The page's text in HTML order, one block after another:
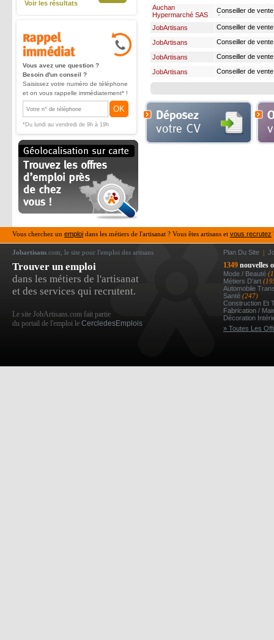
Voir les résultats
Vous avez une question ?
Besoin d'un conseil ?
Saisissez votre numéro de téléphone
et on vous rappelle immédiatement* !
OK
*Du lundi au vendredi de 9h à 19h
Auchan
Hypermarché SAS
Conseiller de
JobArtisans Conseiller de
JobArtisans Conseiller de
JobArtisans Conseiller de
JobArtisans Conseiller de
Vous cherchez un emploi dans les métiers de l'artisanat ? Vous êtes artisans et vous recrutez
Jobartisans .com, le site pour l'emploi des artisans Plan Du Site |
Trouver un emploi
dans les métiers de l'artisanat
et des services qui recrutent.
Le site JobArtisans.com fait partie
du portail de l'emploi le CercledesEmplois
1349 nouvelles
Mode / Beauté
Métiers D’art
Automobile
Santé (247)
Construction Et
Fabrication /
Décoration
» Toutes Les